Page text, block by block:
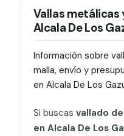
Vallas metálicas
Alcala De Los
Información sobre
malla, envío y
en Alcala De Los
Si buscas vallado
en Alcala De Los